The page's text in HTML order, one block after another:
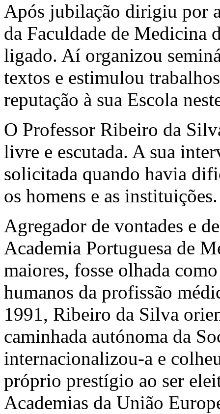
Após jubilação dirigiu por
da Faculdade de Medicina
ligado. Aí organizou
textos e estimulou
reputação à sua Escola
O Professor Ribeiro da
livre e escutada. A sua
solicitada quando havia
os homens e as instituições.
Agregador de vontades e
Academia Portuguesa de
maiores, fosse olhada
humanos da profissão
1991, Ribeiro da Silva
caminhada autónoma da
internacionalizou-a e
próprio prestígio ao ser
Academias da União